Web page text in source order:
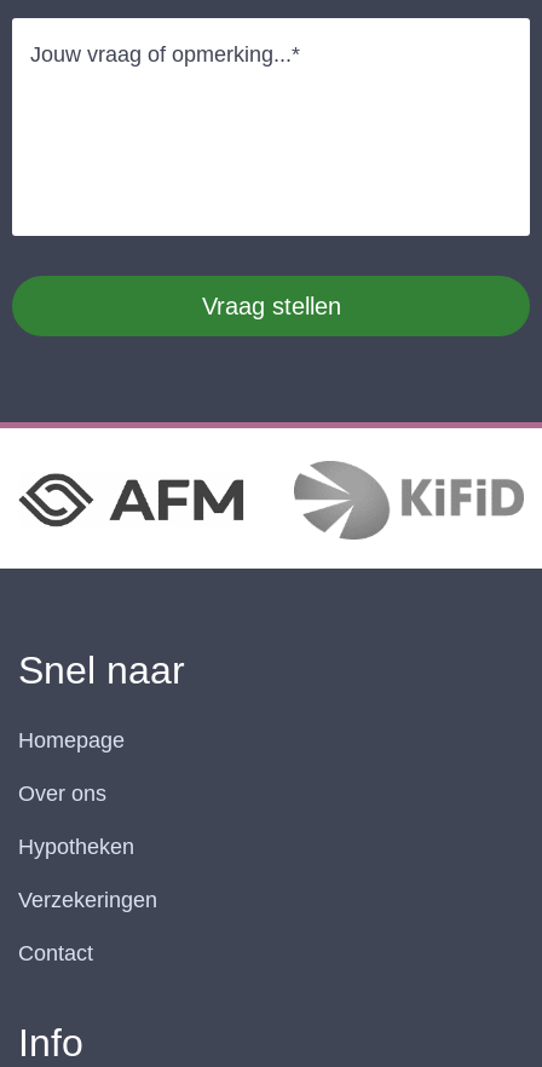
Snel naar
Homepage
Over ons
Hypotheken
Verzekeringen
Contact
Info